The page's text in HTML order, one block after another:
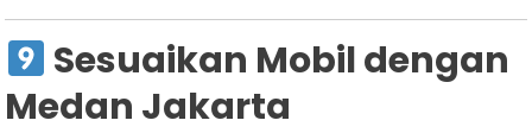
Sesuaikan Mobil dengan
Medan Jakarta